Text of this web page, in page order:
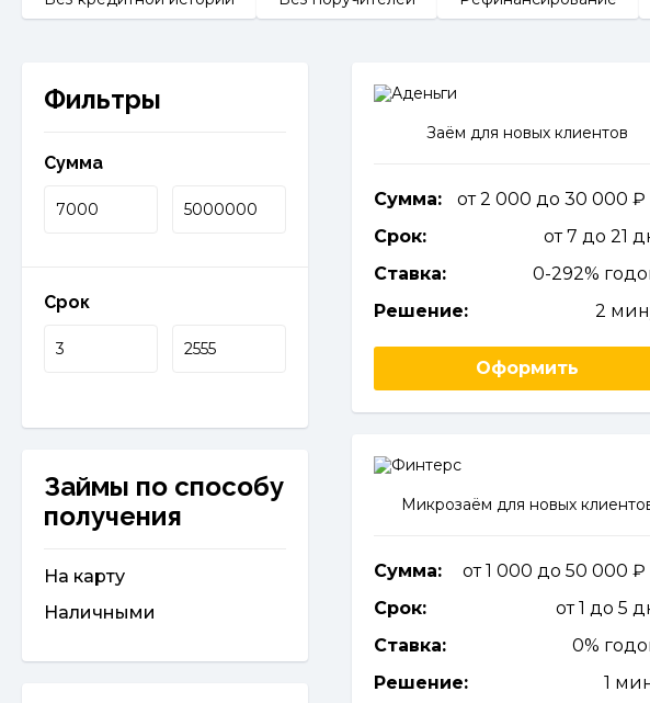
Фильтры
Сумма
Срок
Займы по способу
получения
На карту
Наличными
Заём для новых клиентов
Сумма:
от 2 000 до 30 000
Срок:
от 7 до 21
Ставка:
0-292%
Решение:
2
Оформить
Микрозаём для новых
Сумма:
от 1 000 до 50 000
Срок:
от 1 до 5
Ставка:
0%
Решение:
1